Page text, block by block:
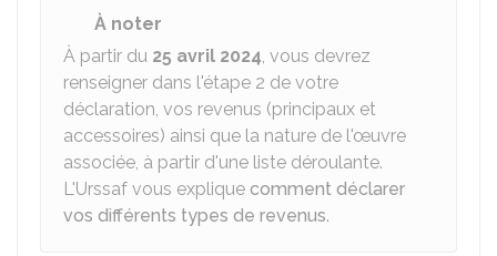
À noter
À partir du 25 avril 2024, vous devrez
renseigner dans l'étape 2 de votre
déclaration, vos revenus (principaux et
accessoires) ainsi que la nature de l'œuvre
associée, à partir d'une liste déroulante.
L'Urssaf vous explique comment déclarer
vos différents types de revenus.